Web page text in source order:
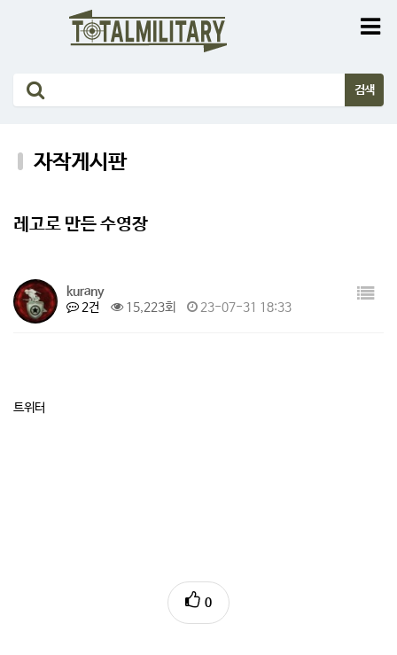
자작게시판
레고로 만든 수영장
kurany
2건
15,223회 23-07-31 18:33
트위터
0